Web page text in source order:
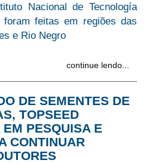
Nacional de Tecnología
feitas em regiões das
e Rio Negro
continue lendo...
DE SEMENTES DE
TOPSEED
PESQUISA E
CONTINUAR